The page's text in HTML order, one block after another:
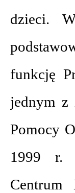
dzieci.
funkcję
jednym z
Pomocy
1999 r.
Centrum